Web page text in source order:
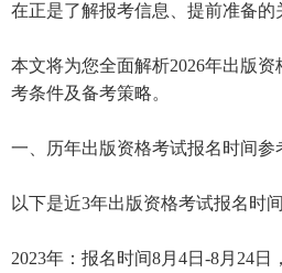
在正是了解报考信息、提前准备的
本文将为您全面解析2026年出版
考条件及备考策略。
一、历年出版资格考试报名时间参
以下是近3年出版资格考试报名时间
2023年：报名时间8月4日-8月24日